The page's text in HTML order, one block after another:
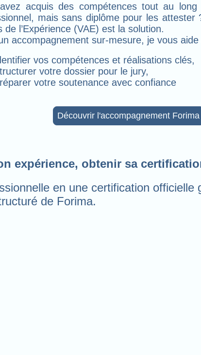
acquis des compétences tout au
mais sans diplôme pour les attester
de l’Expérience (VAE) est la solution.
accompagnement sur-mesure, je vous aide
vos compétences et réalisations clés,
votre dossier pour le jury,
votre soutenance avec confiance
expérience, obtenir sa
en une certification officielle
de Forima.
Découvrir l'accompagnement Forima